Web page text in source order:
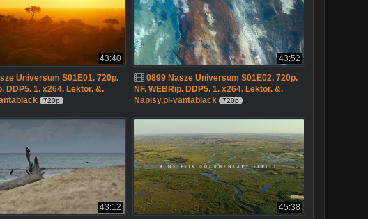
43:40
Universum S01E01. 720p.
DDP5. 1. x264. Lektor. &.
720p
43:52
0899 Nasze Universum S01E02. 720p.
NF. WEBRip. DDP5. 1. x264. Lektor. &.
Napisy.pl-vantablack
720p
43:12
45:38